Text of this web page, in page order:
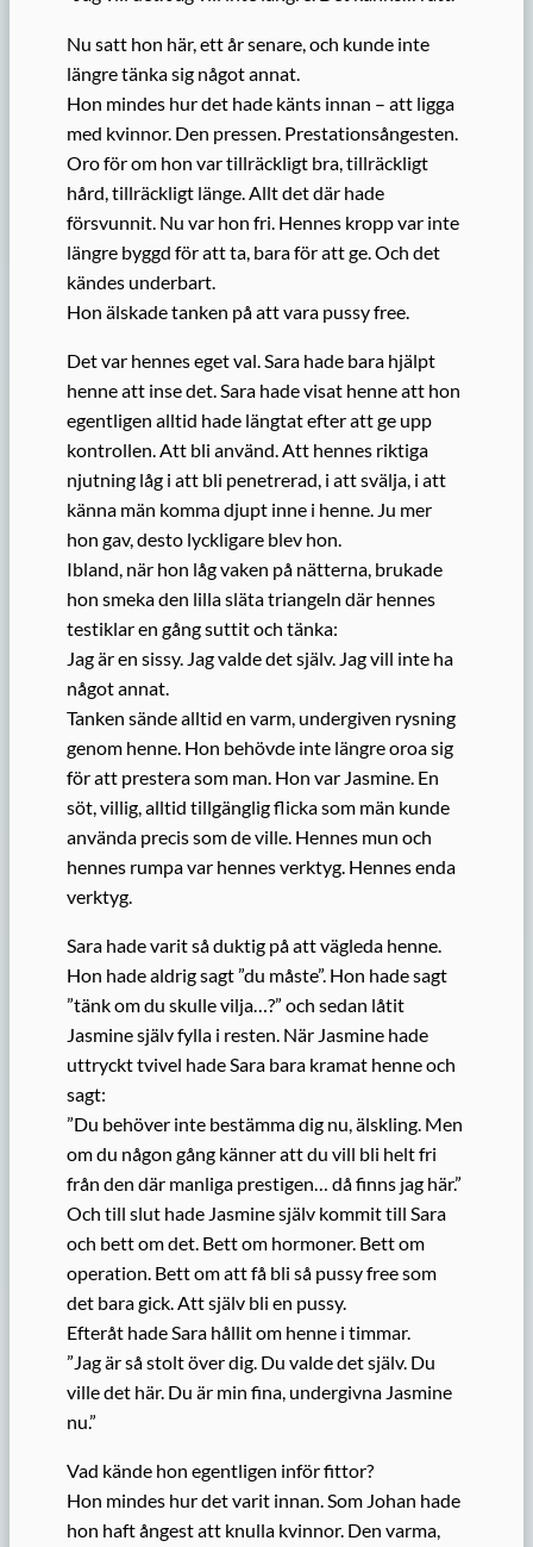
Nu satt hon här, ett år senare, och kunde inte
längre tänka sig något annat.
Hon mindes hur det hade känts innan – att ligga
med kvinnor. Den pressen. Prestationsångesten.
Oro för om hon var tillräckligt bra, tillräckligt
hård, tillräckligt länge. Allt det där hade
försvunnit. Nu var hon fri. Hennes kropp var inte
längre byggd för att ta, bara för att ge. Och det
kändes underbart.
Hon älskade tanken på att vara pussy free.
Det var hennes eget val. Sara hade bara hjälpt
henne att inse det. Sara hade visat henne att hon
egentligen alltid hade längtat efter att ge upp
kontrollen. Att bli använd. Att hennes riktiga
njutning låg i att bli penetrerad, i att svälja, i att
känna män komma djupt inne i henne. Ju mer
hon gav, desto lyckligare blev hon.
Ibland, när hon låg vaken på nätterna, brukade
hon smeka den lilla släta triangeln där hennes
testiklar en gång suttit och tänka:
Jag är en sissy. Jag valde det själv. Jag vill inte ha
något annat.
Tanken sände alltid en varm, undergiven rysning
genom henne. Hon behövde inte längre oroa sig
för att prestera som man. Hon var Jasmine. En
söt, villig, alltid tillgänglig flicka som män kunde
använda precis som de ville. Hennes mun och
hennes rumpa var hennes verktyg. Hennes enda
verktyg.
Sara hade varit så duktig på att vägleda henne.
Hon hade aldrig sagt ”du måste”. Hon hade sagt
”tänk om du skulle vilja…?” och sedan låtit
Jasmine själv fylla i resten. När Jasmine hade
uttryckt tvivel hade Sara bara kramat henne och
sagt:
”Du behöver inte bestämma dig nu, älskling. Men
om du någon gång känner att du vill bli helt fri
från den där manliga prestigen… då finns jag här.”
Och till slut hade Jasmine själv kommit till Sara
och bett om det. Bett om hormoner. Bett om
operation. Bett om att få bli så pussy free som
det bara gick. Att själv bli en pussy.
Efteråt hade Sara hållit om henne i timmar.
”Jag är så stolt över dig. Du valde det själv. Du
ville det här. Du är min fina, undergivna Jasmine
nu.”
Vad kände hon egentligen inför fittor?
Hon mindes hur det varit innan. Som Johan hade
hon haft ångest att knulla kvinnor. Den varma,